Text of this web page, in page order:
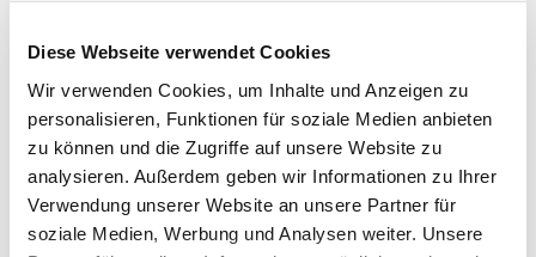
Diese Webseite verwendet Cookies
Wir verwenden Cookies, um Inhalte und Anzeigen zu
personalisieren, Funktionen für soziale Medien anbieten
zu können und die Zugriffe auf unsere Website zu
analysieren. Außerdem geben wir Informationen zu Ihrer
Verwendung unserer Website an unsere Partner für
soziale Medien, Werbung und Analysen weiter. Unsere
Lochbihler erreichte 622.8 Punkte und belegte
Punkte nötig. Insgesamt standen 156 Athleten am
Start.